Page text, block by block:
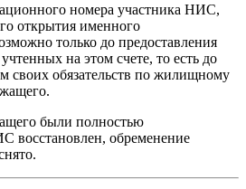
номера участника НИС,
открытия именного
только до предоставления
на этом счете, то есть до
своих обязательств по жилищному
были полностью
восстановлен, обременение